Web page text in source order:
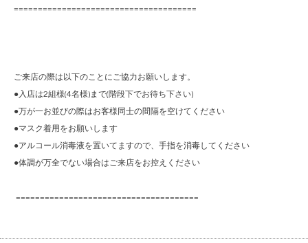
======================================
ご来店の際は以下のことにご協力お願いします。
●入店は2組様(4名様)まで(階段下でお待ち下さい)
●万が一お並びの際はお客様同士の間隔を空けてください
●マスク着用をお願いします
●アルコール消毒液を置いてますので、手指を消毒してください
●体調が万全でない場合はご来店をお控えください
======================================